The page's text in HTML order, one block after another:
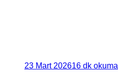
23 Mart 202616 dk okuma